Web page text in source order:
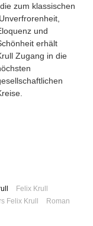
zum klassischen
und
erhält
Zugang in die
Felix Krull
Felix Krull
Roman